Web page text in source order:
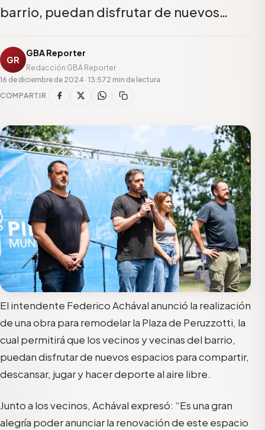
barrio, puedan disfrutar de nuevos…
GR
GBA Reporter
Redacción GBA Reporter
16 de diciembre de 2024 · 13:572 min de lectura
COMPARTIR
El intendente Federico Achával anunció la realización
de una obra para remodelar la Plaza de Peruzzotti, la
cual permitirá que los vecinos y vecinas del barrio,
puedan disfrutar de nuevos espacios para compartir,
descansar, jugar y hacer deporte al aire libre.
Junto a los vecinos, Achával expresó: “Es una gran
alegría poder anunciar la renovación de este espacio